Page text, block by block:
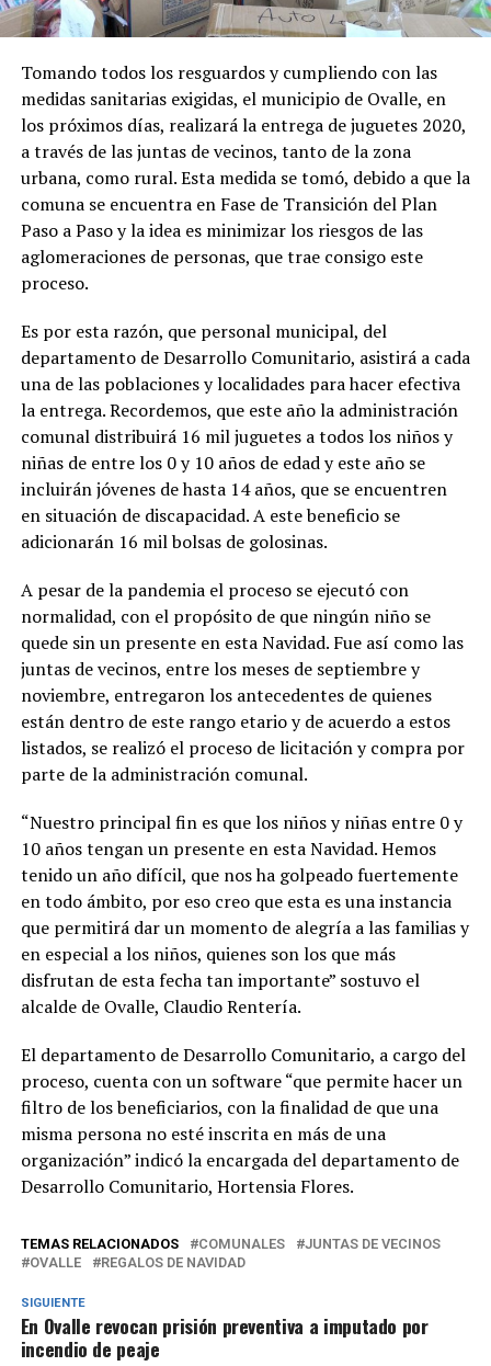
Tomando todos los resguardos y cumpliendo con las
medidas sanitarias exigidas, el municipio de Ovalle, en
los próximos días, realizará la entrega de juguetes 2020,
a través de las juntas de vecinos, tanto de la zona
urbana, como rural. Esta medida se tomó, debido a que la
comuna se encuentra en Fase de Transición del Plan
Paso a Paso y la idea es minimizar los riesgos de las
aglomeraciones de personas, que trae consigo este
proceso.
Es por esta razón, que personal municipal, del
departamento de Desarrollo Comunitario, asistirá a cada
una de las poblaciones y localidades para hacer efectiva
la entrega. Recordemos, que este año la administración
comunal distribuirá 16 mil juguetes a todos los niños y
niñas de entre los 0 y 10 años de edad y este año se
incluirán jóvenes de hasta 14 años, que se encuentren
en situación de discapacidad. A este beneficio se
adicionarán 16 mil bolsas de golosinas.
A pesar de la pandemia el proceso se ejecutó con
normalidad, con el propósito de que ningún niño se
quede sin un presente en esta Navidad. Fue así como las
juntas de vecinos, entre los meses de septiembre y
noviembre, entregaron los antecedentes de quienes
están dentro de este rango etario y de acuerdo a estos
listados, se realizó el proceso de licitación y compra por
parte de la administración comunal.
“Nuestro principal fin es que los niños y niñas entre 0 y
10 años tengan un presente en esta Navidad. Hemos
tenido un año difícil, que nos ha golpeado fuertemente
en todo ámbito, por eso creo que esta es una instancia
que permitirá dar un momento de alegría a las familias y
en especial a los niños, quienes son los que más
disfrutan de esta fecha tan importante” sostuvo el
alcalde de Ovalle, Claudio Rentería.
El departamento de Desarrollo Comunitario, a cargo del
proceso, cuenta con un software “que permite hacer un
filtro de los beneficiarios, con la finalidad de que una
misma persona no esté inscrita en más de una
organización” indicó la encargada del departamento de
Desarrollo Comunitario, Hortensia Flores.
TEMAS RELACIONADOS COMUNALES
JUNTAS DE VECINOS
OVALLE
REGALOS DE NAVIDAD
SIGUIENTE
En Ovalle revocan prisión preventiva a imputado por
incendio de peaje